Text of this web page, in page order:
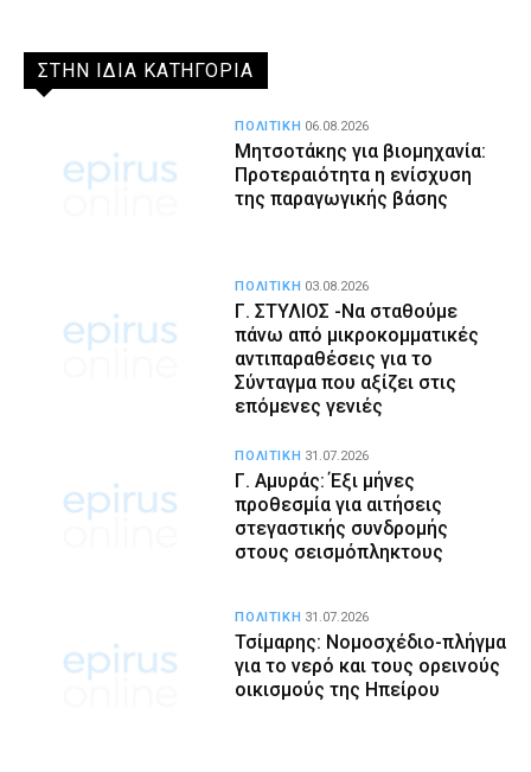
ΣΤΗΝ ΙΔΙΑ ΚΑΤΗΓΟΡΙΑ
Μητσοτάκης για βιομηχανία:
Προτεραιότητα η ενίσχυση
της παραγωγικής βάσης
ΠΟΛΙΤΙΚΗ 06.08.2026
Γ. ΣΤΥΛΙΟΣ -Να σταθούμε
πάνω από μικροκομματικές
αντιπαραθέσεις για το
Σύνταγμα που αξίζει στις
επόμενες γενιές
ΠΟΛΙΤΙΚΗ 03.08.2026
Γ. Αμυράς: Έξι μήνες
προθεσμία για αιτήσεις
στεγαστικής συνδρομής
στους σεισμόπληκτους
ΠΟΛΙΤΙΚΗ 31.07.2026
Τσίμαρης: Νομοσχέδιο-πλήγμα
για το νερό και τους ορεινούς
οικισμούς της Ηπείρου
ΠΟΛΙΤΙΚΗ 31.07.2026